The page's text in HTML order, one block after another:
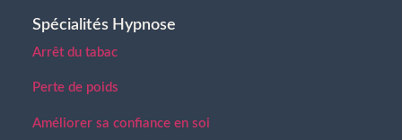
Spécialités Hypnose
Arrêt du tabac
Perte de poids
Améliorer sa confiance en soi